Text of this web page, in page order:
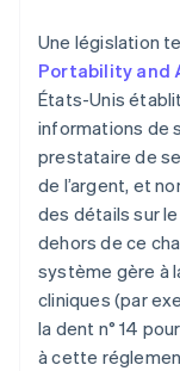
Une législation
Portability and
États-Unis
informations de
prestataire de
de l’argent, et
des détails sur
dehors de ce
système gère à
cliniques (par
la dent n° 14
à cette